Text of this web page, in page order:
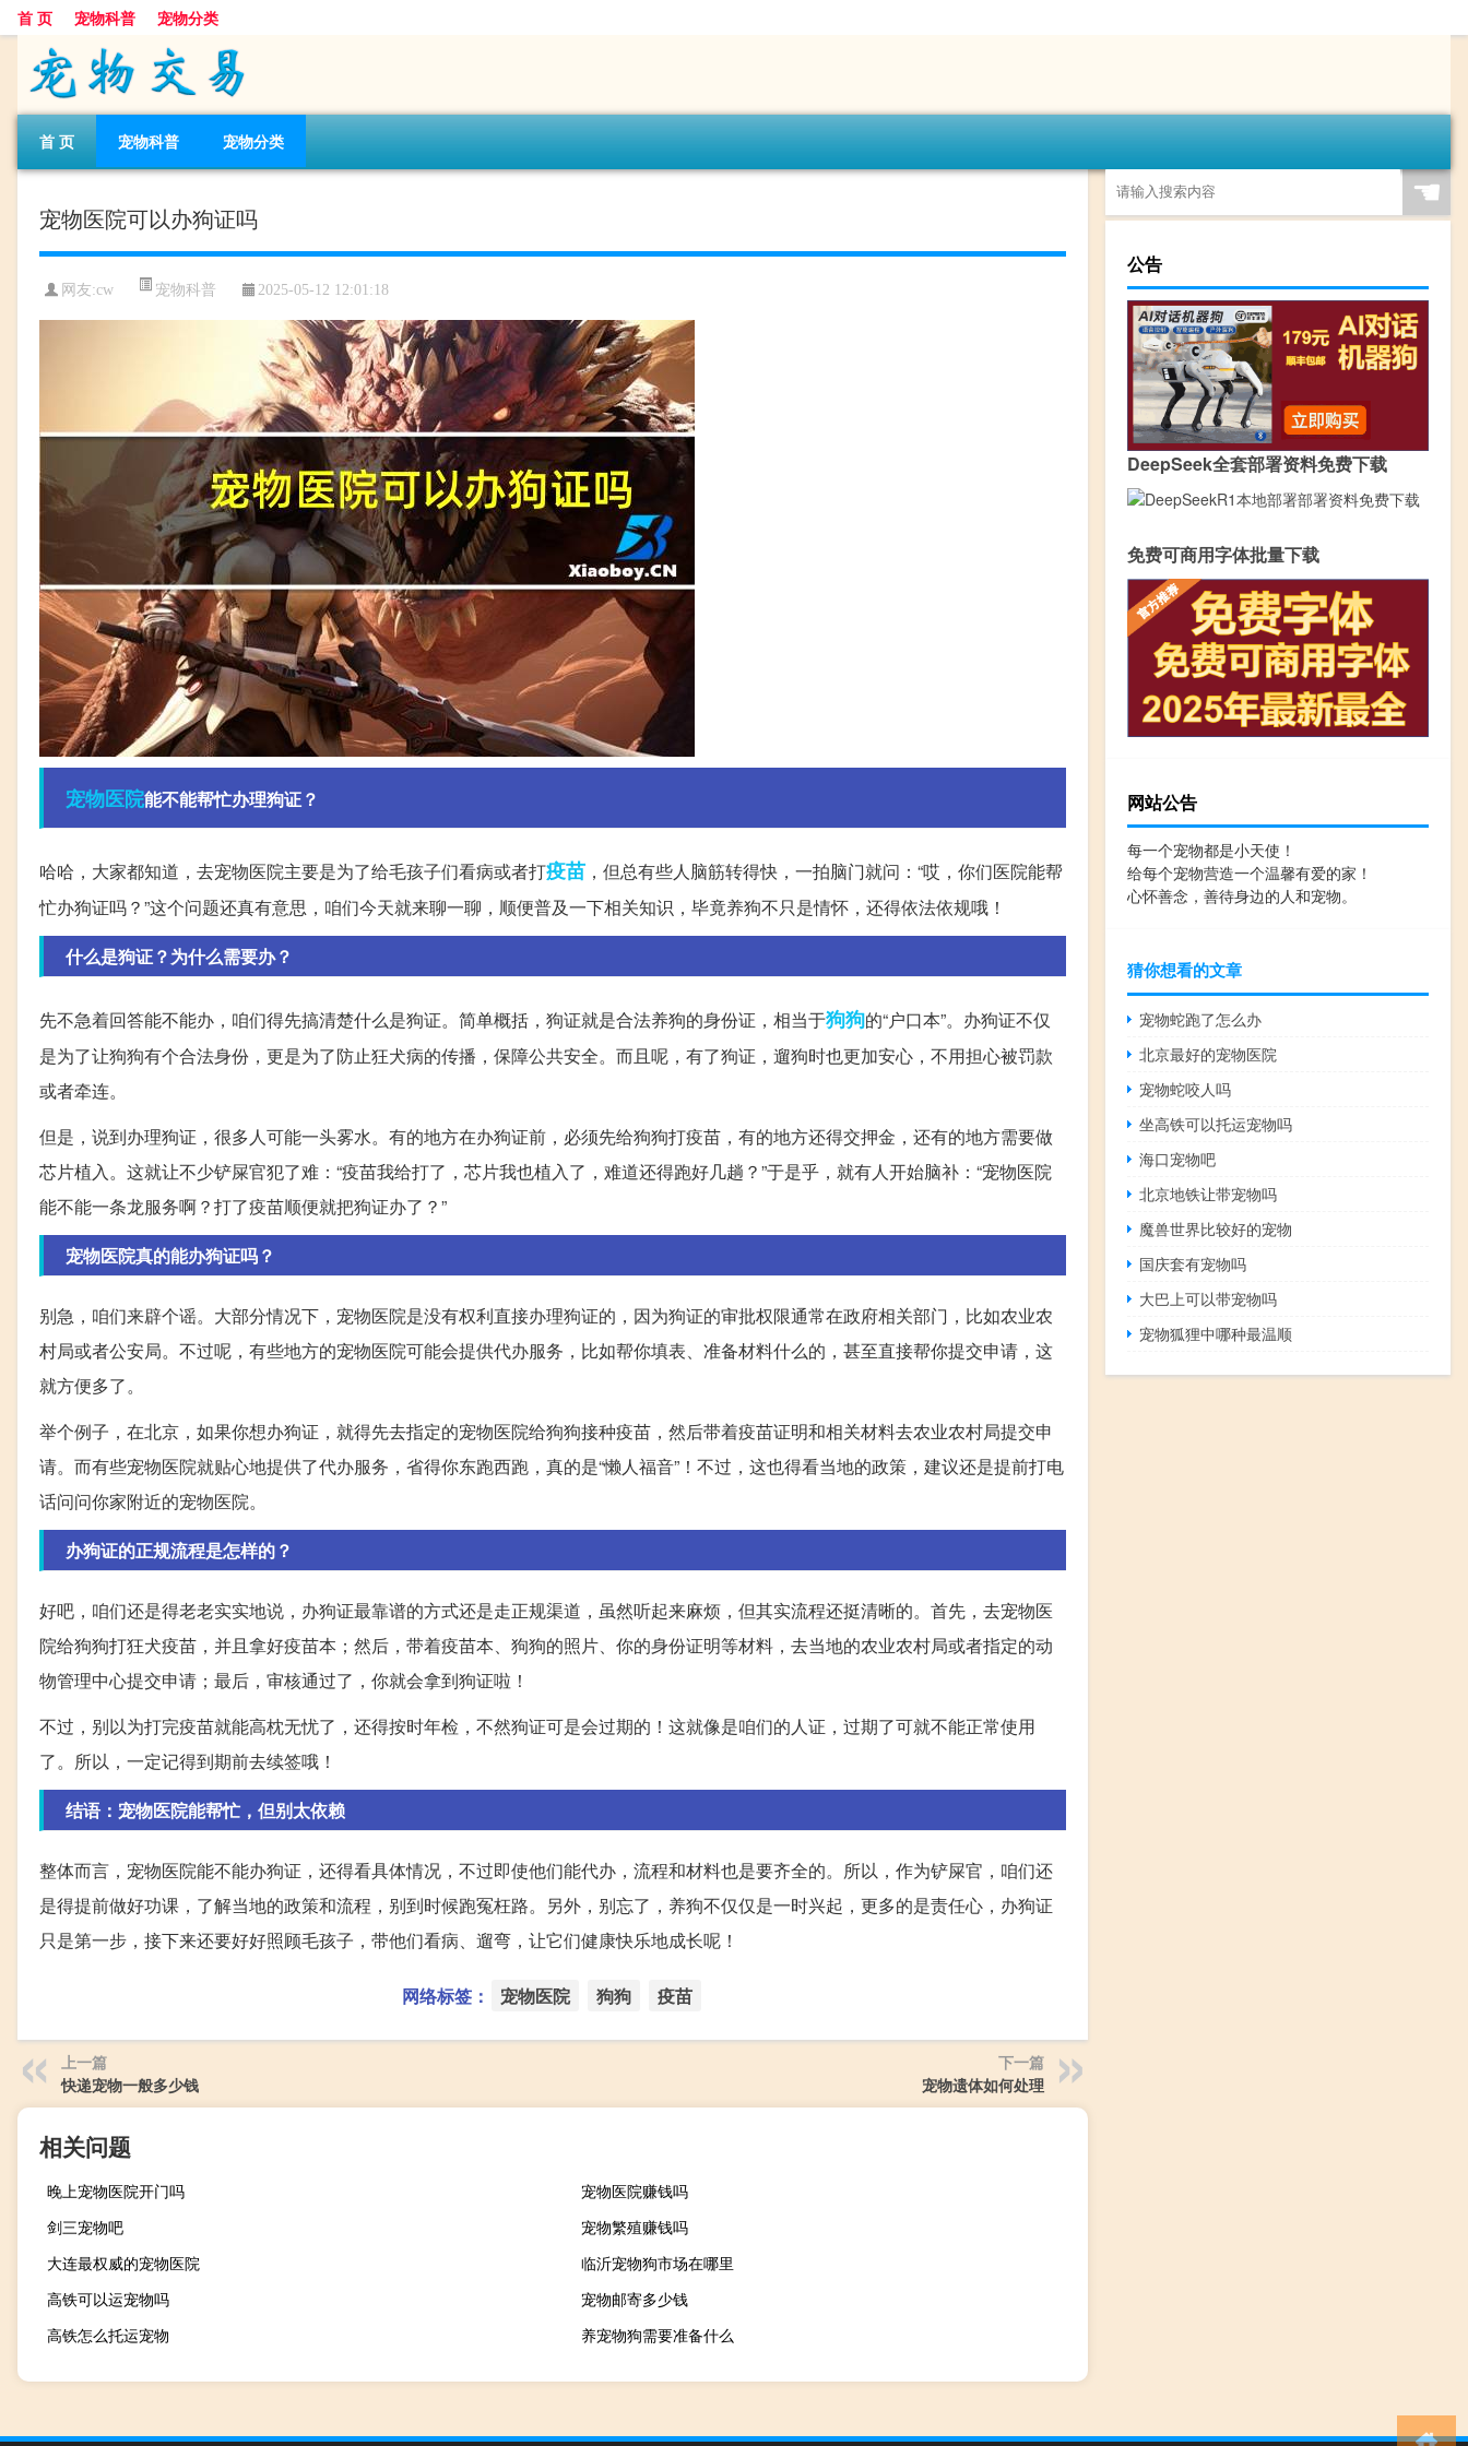
首 页 宠物科普 宠物分类
首 页 宠物科普 宠物分类
宠物医院可以办狗证吗
网友:cw 宠物科普 2025-05-12 12:01:18
宠物医院能不能帮忙办理狗证？
哈哈，大家都知道，去宠物医院主要是为了给毛孩子们看病或者打疫苗 ，但总有些人脑筋转得快，一拍脑门就问：“哎，你们医院能帮
忙办狗证吗？”这个问题还真有意思，咱们今天就来聊一聊，顺便普及一下相关知识，毕竟养狗不只是情怀，还得依法依规哦！
什么是狗证？为什么需要办？
先不急着回答能不能办，咱们得先搞清楚什么是狗证。简单概括，狗证就是合法养狗的身份证，相当于狗狗的“户口本”。办狗证不仅
是为了让狗狗有个合法身份，更是为了防止狂犬病的传播，保障公共安全。而且呢，有了狗证，遛狗时也更加安心，不用担心被罚款
或者牵连。
但是，说到办理狗证，很多人可能一头雾水。有的地方在办狗证前，必须先给狗狗打疫苗，有的地方还得交押金，还有的地方需要做
芯片植入。这就让不少铲屎官犯了难：“疫苗我给打了，芯片我也植入了，难道还得跑好几趟？”于是乎，就有人开始脑补：“宠物医院
能不能一条龙服务啊？打了疫苗顺便就把狗证办了？”
宠物医院真的能办狗证吗？
别急，咱们来辟个谣。大部分情况下，宠物医院是没有权利直接办理狗证的，因为狗证的审批权限通常在政府相关部门，比如农业农
村局或者公安局。不过呢，有些地方的宠物医院可能会提供代办服务，比如帮你填表、准备材料什么的，甚至直接帮你提交申请，这
就方便多了。
举个例子，在北京，如果你想办狗证，就得先去指定的宠物医院给狗狗接种疫苗，然后带着疫苗证明和相关材料去农业农村局提交申
请。而有些宠物医院就贴心地提供了代办服务，省得你东跑西跑，真的是“懒人福音”！不过，这也得看当地的政策，建议还是提前打电
话问问你家附近的宠物医院。
办狗证的正规流程是怎样的？
好吧，咱们还是得老老实实地说，办狗证最靠谱的方式还是走正规渠道，虽然听起来麻烦，但其实流程还挺清晰的。首先，去宠物医
院给狗狗打狂犬疫苗，并且拿好疫苗本；然后，带着疫苗本、狗狗的照片、你的身份证明等材料，去当地的农业农村局或者指定的动
物管理中心提交申请；最后，审核通过了，你就会拿到狗证啦！
不过，别以为打完疫苗就能高枕无忧了，还得按时年检，不然狗证可是会过期的！这就像是咱们的人证，过期了可就不能正常使用
了。所以，一定记得到期前去续签哦！
结语：宠物医院能帮忙，但别太依赖
整体而言，宠物医院能不能办狗证，还得看具体情况，不过即使他们能代办，流程和材料也是要齐全的。所以，作为铲屎官，咱们还
是得提前做好功课，了解当地的政策和流程，别到时候跑冤枉路。另外，别忘了，养狗不仅仅是一时兴起，更多的是责任心，办狗证
只是第一步，接下来还要好好照顾毛孩子，带他们看病、遛弯，让它们健康快乐地成长呢！
网络标签： 宠物医院 狗狗 疫苗
上一篇
快递宠物一般多少钱
下一篇
宠物遗体如何处理
相关问题
晚上宠物医院开门吗
宠物医院赚钱吗
剑三宠物吧
宠物繁殖赚钱吗
大连最权威的宠物医院
临沂宠物狗市场在哪里
高铁可以运宠物吗
宠物邮寄多少钱
高铁怎么托运宠物
养宠物狗需要准备什么
☚
公告
DeepSeek全套部署资料免费下载
免费可商用字体批量下载
网站公告
每一个宠物都是小天使！
给每个宠物营造一个温馨有爱的家！
心怀善念，善待身边的人和宠物。
猜你想看的文章
宠物蛇跑了怎么办
北京最好的宠物医院
宠物蛇咬人吗
坐高铁可以托运宠物吗
海口宠物吧
北京地铁让带宠物吗
魔兽世界比较好的宠物
国庆套有宠物吗
大巴上可以带宠物吗
宠物狐狸中哪种最温顺